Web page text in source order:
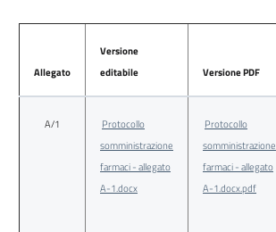
Allegato
Versione
editabile
Versione PDF
A/1
Protocollo
somministrazione
farmaci - allegato
A-1.docx
Protocollo
somministrazione
farmaci - allegato
A-1.docx.pdf